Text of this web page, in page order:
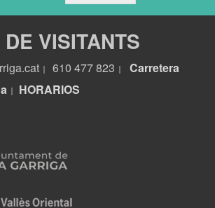
VISITANTS
610 477 823
Carretera
HORARIOS